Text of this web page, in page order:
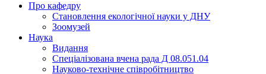
Про кафедру
Cтановлення екологічної науки у ДНУ
Зоомузей
Наука
Видання
Спеціалізована вчена рада Д 08.051.04
Науково-технічне співробітництво